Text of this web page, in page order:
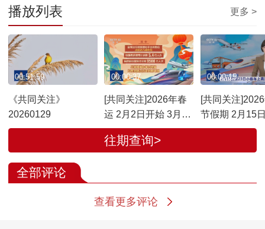
播放列表 更多 >
《共同关注》
20260129
00:51:59
[共同关注]2026年春
运 2月2日开始 3月13
日结束 为期40天
00:00:37
[共同关注
节假期 2月15
日小客车上高
00:00:15
往期查询>
全部评论
查看更多评论